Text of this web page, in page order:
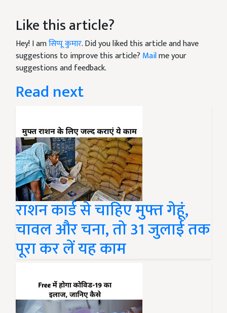
Like this article?
Hey! I amसिप्पू कुमार. Did you liked this article and have
suggestions to improve this article? Mailme your
suggestions and feedback.
Read next
राशन कार्ड से चाहिए मुफ्त गेहूं,
चावल और चना, तो 31 जुलाई तक
पूरा कर लें यह काम